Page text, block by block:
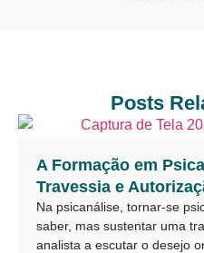
Posts
A Formação em
Travessia e
Na psicanálise, tornar-se
saber, mas sustentar uma
analista a escutar o desejo